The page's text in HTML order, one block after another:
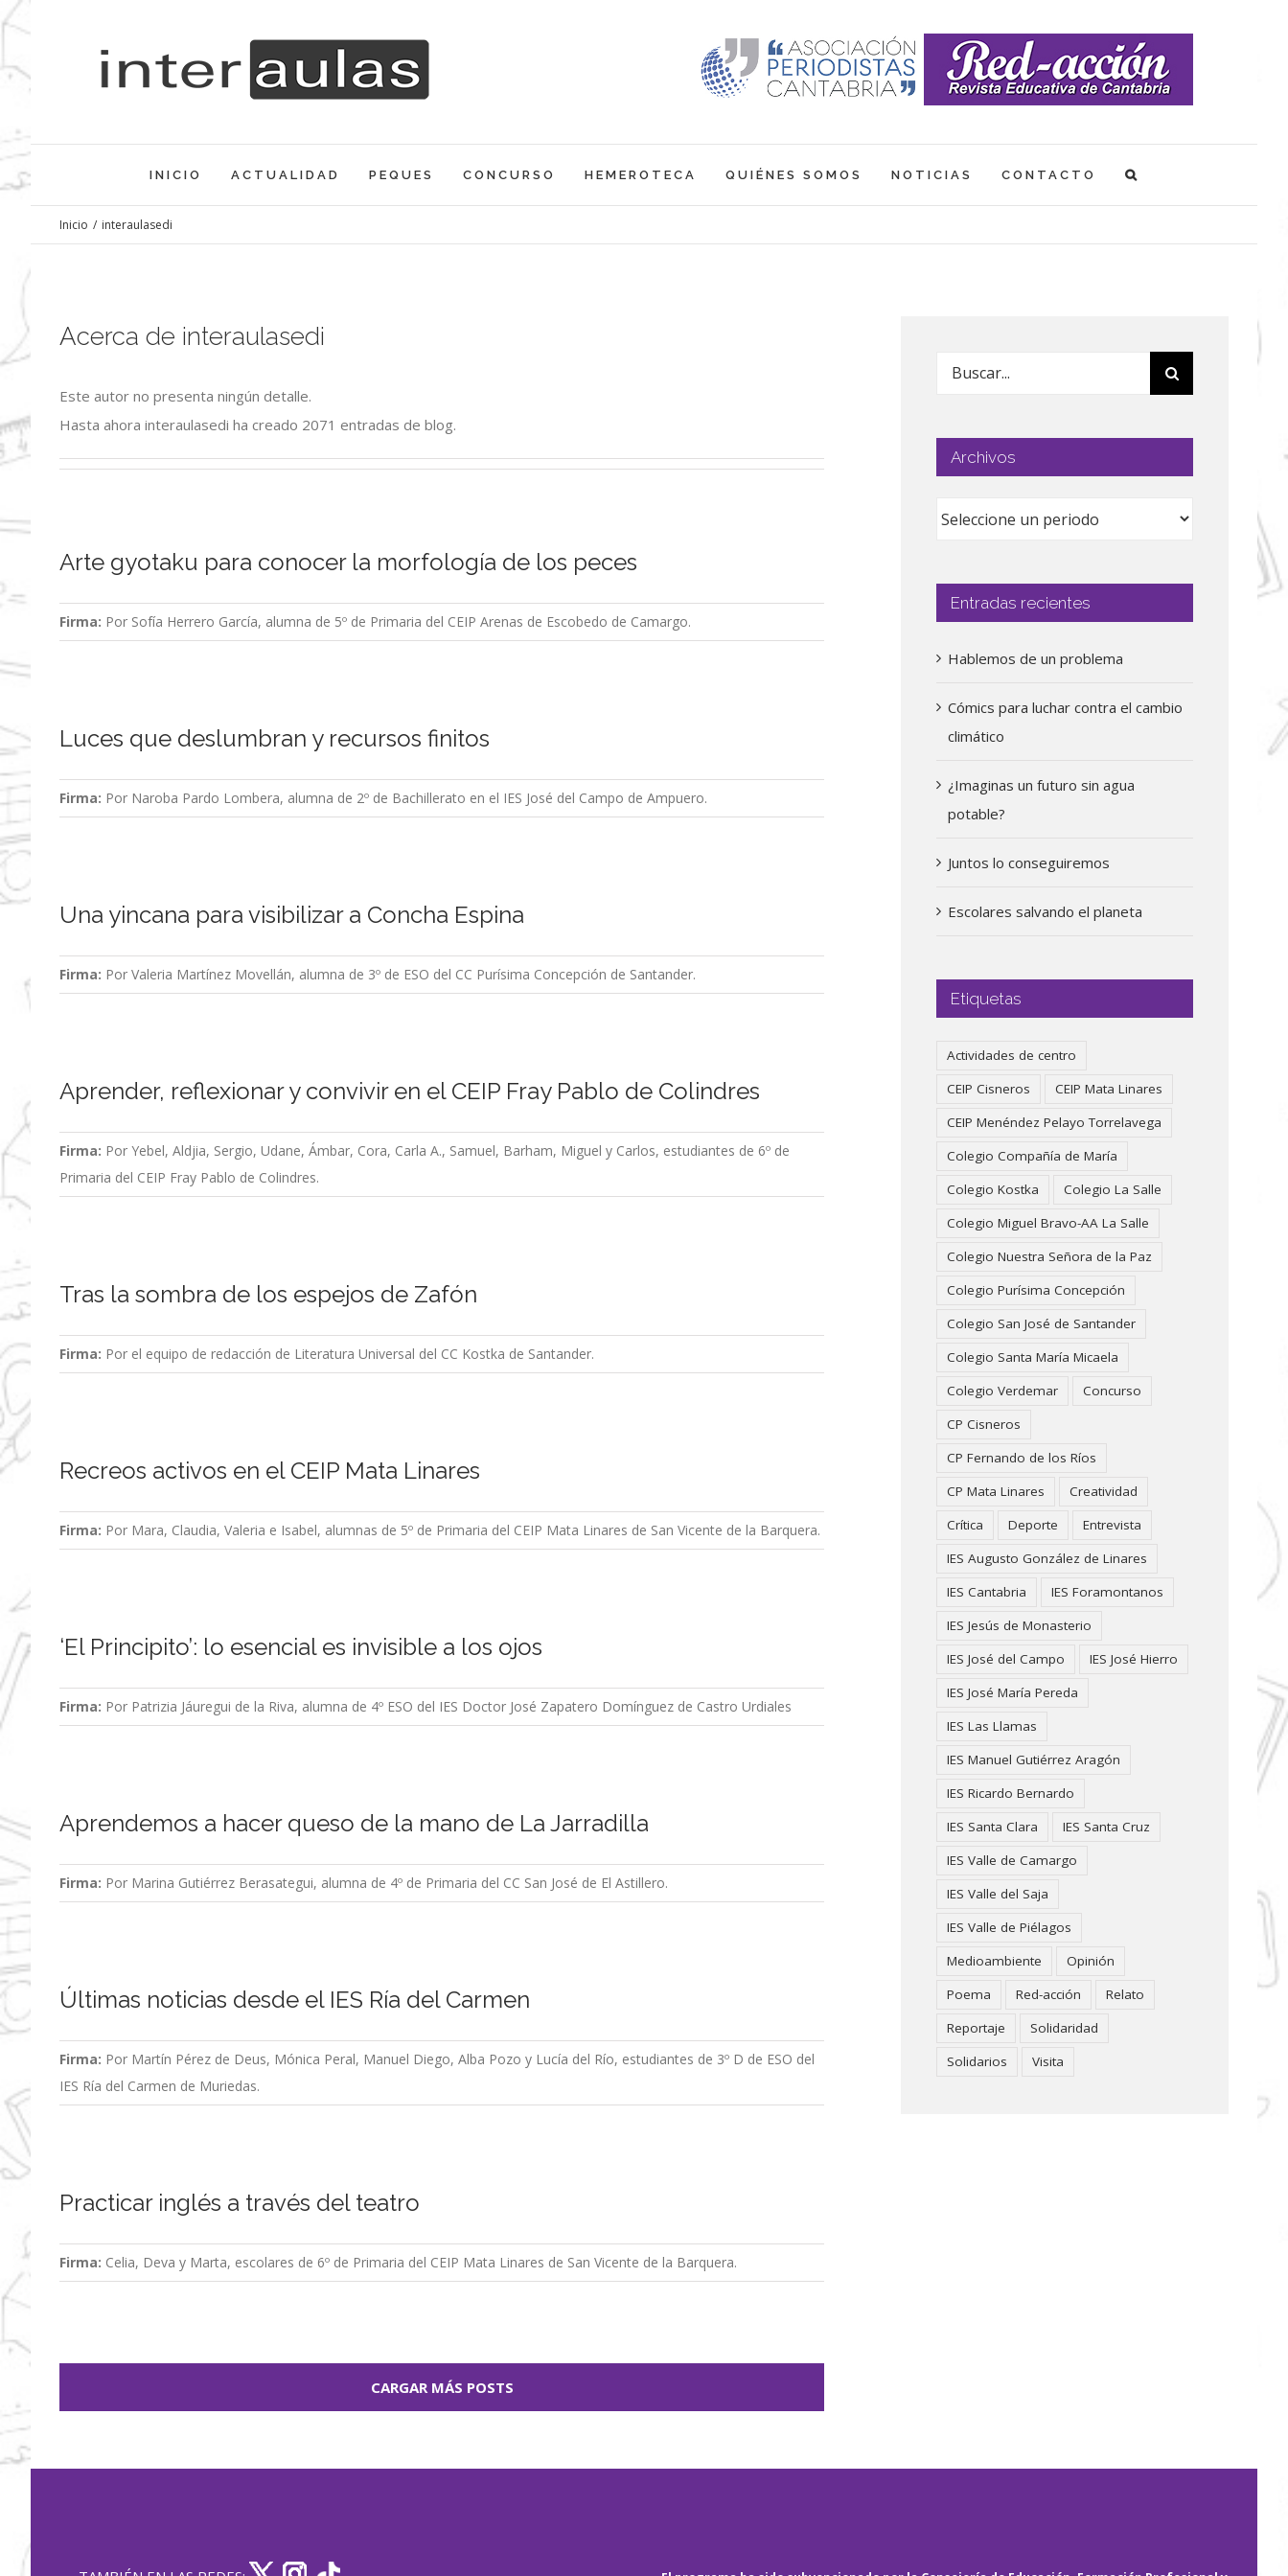
Saltar
contenido
INICIO ACTUALIDAD PEQUES CONCURSO HEMEROTECA QUIÉNES SOMOS NOTICIAS CONTACTO
Inicio / interaulasedi
Acerca de interaulasedi
Este autor no presenta ningún detalle.
Hasta ahora interaulasedi ha creado 2071 entradas de blog.
Arte gyotaku para conocer la morfología de los peces
Firma: Por Sofía Herrero García, alumna de 5º de Primaria del CEIP Arenas de Escobedo de Camargo.
Luces que deslumbran y recursos finitos
Firma: Por Naroba Pardo Lombera, alumna de 2º de Bachillerato en el IES José del Campo de Ampuero.
Una yincana para visibilizar a Concha Espina
Firma: Por Valeria Martínez Movellán, alumna de 3º de ESO del CC Purísima Concepción de Santander.
Aprender, reflexionar y convivir en el CEIP Fray Pablo de Colindres
Firma: Por Yebel, Aldjia, Sergio, Udane, Ámbar, Cora, Carla A., Samuel, Barham, Miguel y Carlos, estudiantes de 6º de
Primaria del CEIP Fray Pablo de Colindres.
Tras la sombra de los espejos de Zafón
Firma: Por el equipo de redacción de Literatura Universal del CC Kostka de Santander.
Recreos activos en el CEIP Mata Linares
Firma: Por Mara, Claudia, Valeria e Isabel, alumnas de 5º de Primaria del CEIP Mata Linares de San Vicente de la Barquera.
‘El Principito’: lo esencial es invisible a los ojos
Firma: Por Patrizia Jáuregui de la Riva, alumna de 4º ESO del IES Doctor José Zapatero Domínguez de Castro Urdiales
Aprendemos a hacer queso de la mano de La Jarradilla
Firma: Por Marina Gutiérrez Berasategui, alumna de 4º de Primaria del CC San José de El Astillero.
Últimas noticias desde el IES Ría del Carmen
Firma: Por Martín Pérez de Deus, Mónica Peral, Manuel Diego, Alba Pozo y Lucía del Río, estudiantes de 3º D de ESO del
IES Ría del Carmen de Muriedas.
Practicar inglés a través del teatro
Firma: Celia, Deva y Marta, escolares de 6º de Primaria del CEIP Mata Linares de San Vicente de la Barquera.
CARGAR MÁS POSTS
Buscar:
Archivos
Entradas recientes
Hablemos de un problema
Cómics para luchar contra el cambio
climático
¿Imaginas un futuro sin agua
potable?
Juntos lo conseguiremos
Escolares salvando el planeta
Etiquetas
Actividades de centro
CEIP Cisneros
CEIP Mata Linares
CEIP Menéndez Pelayo Torrelavega
Colegio Compañía de María
Colegio Kostka
Colegio La Salle
Colegio Miguel Bravo-AA La Salle
Colegio Nuestra Señora de la Paz
Colegio Purísima Concepción
Colegio San José de Santander
Colegio Santa María Micaela
Colegio Verdemar
Concurso
CP Cisneros
CP Fernando de los Ríos
CP Mata Linares
Creatividad
Crítica
Deporte
Entrevista
IES Augusto González de Linares
IES Cantabria
IES Foramontanos
IES Jesús de Monasterio
IES José del Campo
IES José Hierro
IES José María Pereda
IES Las Llamas
IES Manuel Gutiérrez Aragón
IES Ricardo Bernardo
IES Santa Clara
IES Santa Cruz
IES Valle de Camargo
IES Valle del Saja
IES Valle de Piélagos
Medioambiente
Opinión
Poema
Red-acción
Relato
Reportaje
Solidaridad
Solidarios
Visita